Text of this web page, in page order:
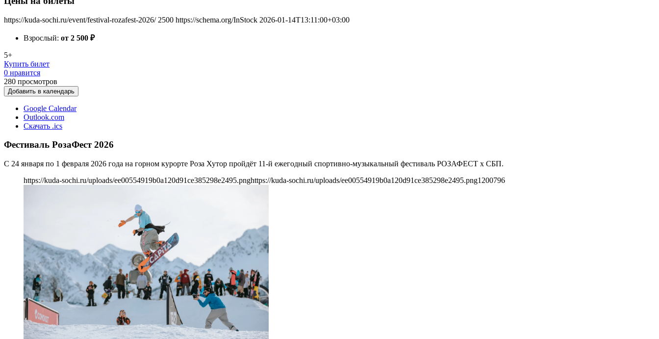
https://kuda-sochi.ru/event/festival-rozafest-2026/ 2500 https://schema.org/InStock 2026-01-14T13:11:00+03:00
Взрослый: от 2 500 ₽
5+
Купить билет
0 нравится
280 просмотров
Добавить в календарь
Google Calendar
Outlook.com
Скачать .ics
Фестиваль РозаФест 2026
С 24 января по 1 февраля 2026 года на горном курорте Роза Хутор пройдёт 11-й ежегодный спортивно-музыкальный фестиваль РОЗАФЕСТ x СБП.
https://kuda-sochi.ru/uploads/ee00554919b0a120d91ce385298e2495.pnghttps://kuda-sochi.ru/uploads/ee00554919b0a120d91ce385298e2495.png1200796